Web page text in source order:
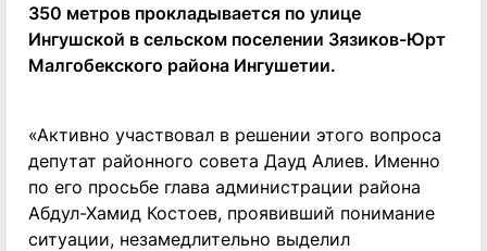
350 метров прокладывается по улице
Ингушской в сельском поселении Зязиков-Юрт
Малгобекского района Ингушетии.
«Активно участвовал в решении этого вопроса
депутат районного совета Дауд Алиев. Именно
по его просьбе глава администрации района
Абдул-Хамид Костоев, проявивший понимание
ситуации, незамедлительно выделил